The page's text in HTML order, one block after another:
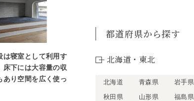
は寝室として利用す
床下には大容量の収
あり空間を広く使っ
都道府県から探す
北海道・東北
北海道 青森県 岩手県
秋田県
山形県 福島県